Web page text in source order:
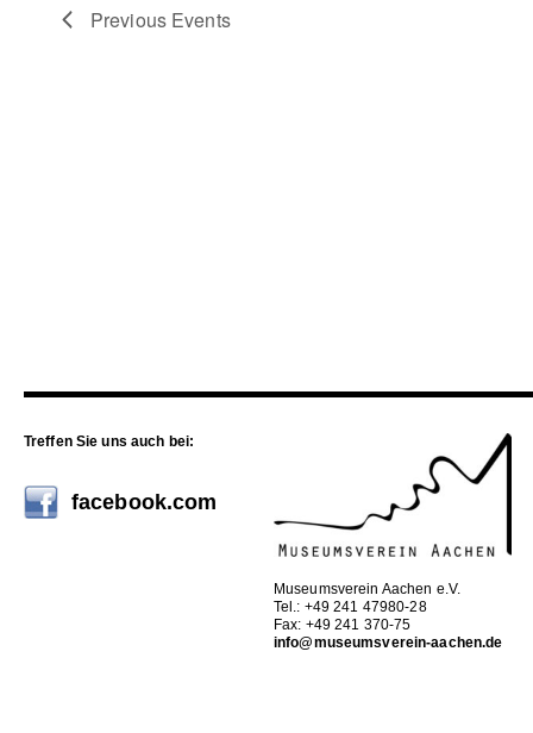
Previous Events
Treffen Sie uns auch bei:
facebook.com
Museumsverein Aachen e.V.
Tel.: +49 241 47980-28
Fax: +49 241 370-75
info@museumsverein-aachen.de